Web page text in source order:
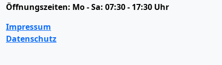
Öffnungszeiten: Mo - Sa: 07:30 - 17:30 Uhr
Impressum
Datenschutz